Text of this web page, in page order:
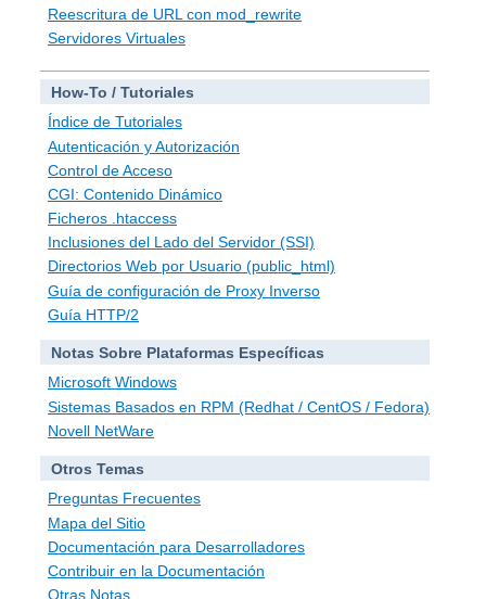
Reescritura de URL con mod_rewrite
Servidores Virtuales
How-To / Tutoriales
Índice de Tutoriales
Autenticación y Autorización
Control de Acceso
CGI: Contenido Dinámico
Ficheros .htaccess
Inclusiones del Lado del Servidor (SSI)
Directorios Web por Usuario (public_html)
Guía de configuración de Proxy Inverso
Guía HTTP/2
Notas Sobre Plataformas Específicas
Microsoft Windows
Sistemas Basados en RPM (Redhat / CentOS / Fedora)
Novell NetWare
Otros Temas
Preguntas Frecuentes
Mapa del Sitio
Documentación para Desarrolladores
Contribuir en la Documentación
Otras Notas